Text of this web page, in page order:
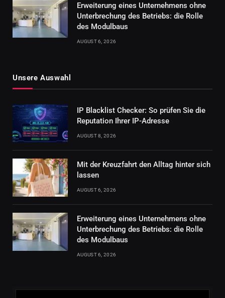
Erweiterung eines Unternehmens ohne
Unterbrechung des Betriebs: die Rolle
des Modulbaus
AUGUST 6, 2026
Unsere Auswahl
IP Blacklist Checker: So prüfen Sie die
Reputation Ihrer IP-Adresse
AUGUST 8, 2026
Mit der Kreuzfahrt den Alltag hinter sich
lassen
AUGUST 6, 2026
Erweiterung eines Unternehmens ohne
Unterbrechung des Betriebs: die Rolle
des Modulbaus
AUGUST 6, 2026